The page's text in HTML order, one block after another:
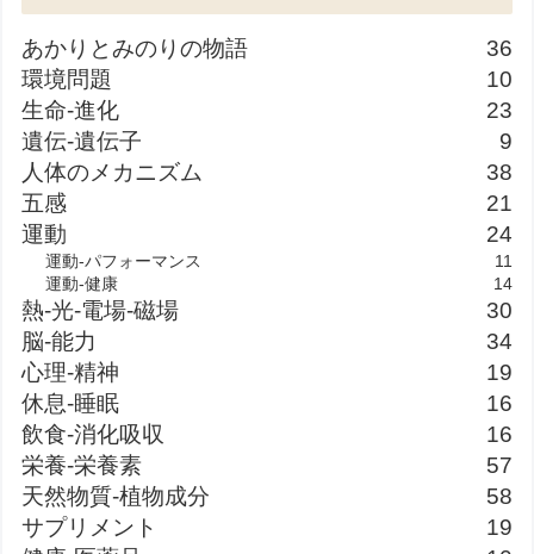
あかりとみのりの物語
36
環境問題
10
生命-進化
23
遺伝-遺伝子
9
人体のメカニズム
38
五感
21
運動
24
運動-パフォーマンス
11
運動-健康
14
熱-光-電場-磁場
30
脳-能力
34
心理-精神
19
休息-睡眠
16
飲食-消化吸収
16
栄養-栄養素
57
天然物質-植物成分
58
サプリメント
19